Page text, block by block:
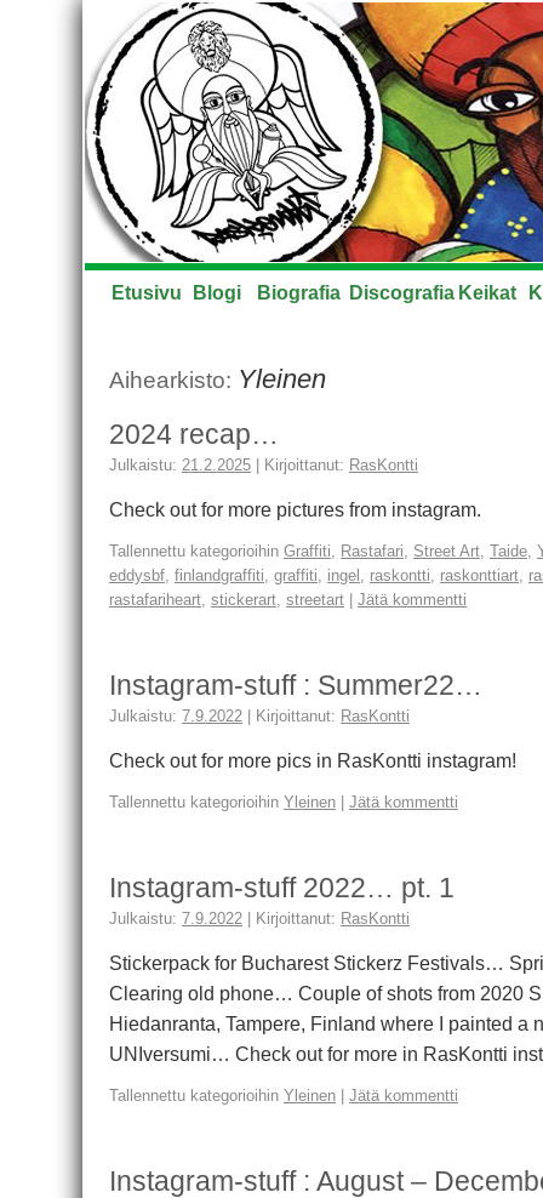
Etusivu Blogi Biografia Discografia Keikat
Aihearkisto: Yleinen
2024 recap…
Julkaistu: 21.2.2025 Kirjoittanut: RasKontti
Check out for more pictures from instagram.
Tallennettu kategorioihin Graffiti, Rastafari, Street Art, Taide,
eddysbf, finlandgraffiti, graffiti, ingel , raskontti, raskonttiart,
rastafariheart, stickerart, streetart Jätä kommentti
Instagram-stuff : Summer22…
Julkaistu: 7.9.2022 Kirjoittanut: RasKontti
Check out for more pics in RasKontti instagram!
Tallennettu kategorioihin Yleinen Jätä kommentti
Instagram-stuff 2022… pt. 1
Julkaistu: 7.9.2022 Kirjoittanut: RasKontti
Stickerpack for Bucharest Stickerz Festivals…
Clearing old phone… Couple of shots from 2020
Hiedanranta, Tampere, Finland where I painted a
UNIversumi… Check out for more in RasKontti
Tallennettu kategorioihin Yleinen Jätä kommentti
Instagram-stuff : August –